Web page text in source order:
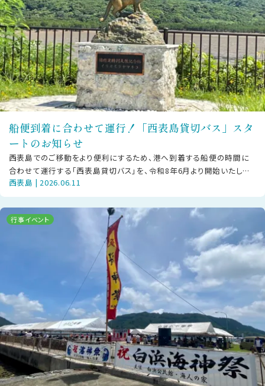
船便到着に合わせて運行！「西表島貸切バス」スタ
ートのお知らせ
西表島でのご移動をより便利にするため、港へ到着する船便の時間に
合わせて運行する「西表島貸切バス」を、令和8年6月より開始いたしま
した。既存の「西表島交通」の路線
西表島 | 2026.06.11
行事イベント